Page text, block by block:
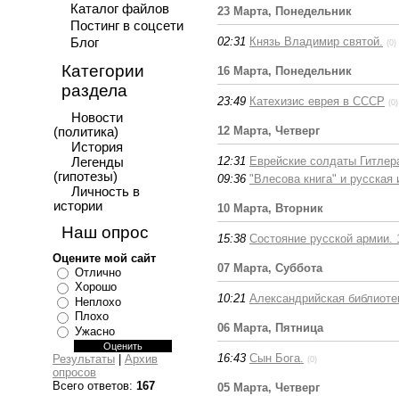
Каталог файлов
Постинг в соцсети
Блог
Категории
раздела
Новости
(политика)
История
Легенды
(гипотезы)
Личность в
истории
Наш опрос
Оцените мой сайт
Отлично
Хорошо
Неплохо
Плохо
Ужасно
Результаты
Архив
опросов
Всего ответов: 167
23 Марта, Понедельник
02:31 Князь Владимир святой. (0)
16 Марта, Понедельник
23:49 Катехизис еврея в СССР (0)
12 Марта, Четверг
12:31 Еврейские солдаты
09:36 "Влесова книга" и русская
10 Марта, Вторник
15:38 Состояние русской армии.
07 Марта, Суббота
10:21 Александрийская
06 Марта, Пятница
16:43 Сын Бога. (0)
05 Марта, Четверг